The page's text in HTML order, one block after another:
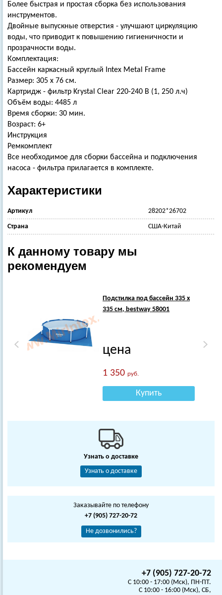
Более быстрая и простая сборка без использования
инструментов.
Двойные выпускные отверстия - улучшают циркуляцию
воды, что приводит к повышению гигиеничности и
прозрачности воды.
Комплектация:
Бассейн каркасный круглый Intex Metal Frame
Размер: 305 х 76 см.
Картридж - фильтр Krystal Clear 220-240 В (1, 250 л.ч)
Объём воды: 4485 л
Время сборки: 30 мин.
Возраст: 6+
Инструкция
Ремкомплект
Все необходимое для сборки бассейна и подключения
насоса - фильтра прилагается в комплекте.
Характеристики
Артикул 28202*26702
Страна США-Китай
К данному товару мы
рекомендуем
Подстилка под бассейн 335 х
335 см, bestway 58001
цена
1 350руб.
Купить
Узнать о доставке
Узнать о доставке
Заказывайте по телефону
+7 (905) 727-20-72
Не дозвонились?
+7 (905) 727-20-72
C 10:00 - 17:00 (Мск), ПН-ПТ.
C 10:00 - 16:00 (Мск), СБ,